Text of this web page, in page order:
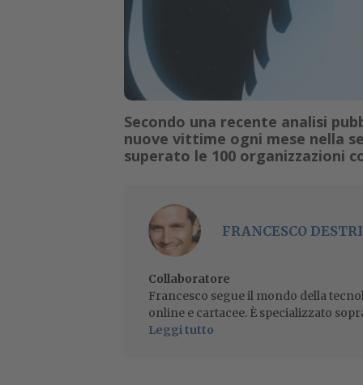
Secondo una recente analisi
nuove vittime ogni mese nella
superato le 100 organizzazioni
FRANCESCO DESTRI
Collaboratore
Francesco segue il mondo della
online e cartacee. È specializzato
Leggi tutto